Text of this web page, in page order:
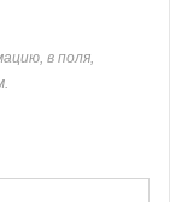
в поля,